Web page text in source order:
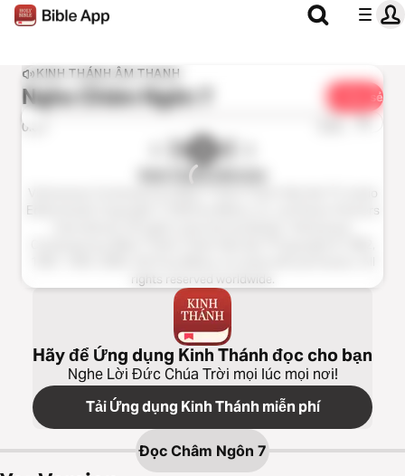
KINH THÁNH ÂM THANH
Nghe Châm Ngôn 7 Chia sẻ
0:00 1x
Kinh Thánh Hiện Đại
Vietnamese Contemporary Bible ™ (Kinh Thánh Hiện Đại ™), Audio
EditionAudio Copyright ℗ 2020 by Biblica, Inc. and Davar Partners
rights reserved worldwide.
Hãy để Ứng dụng Kinh Thánh đọc cho bạn
Nghe Lời Đức Chúa Trời mọi lúc mọi nơi!
Tải Ứng dụng Kinh Thánh miễn phí
Đọc Châm Ngôn 7